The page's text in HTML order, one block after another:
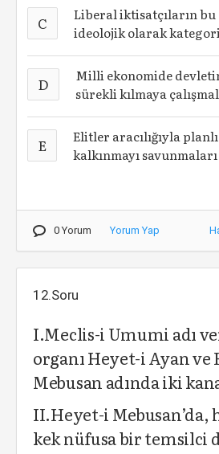
C
Liberal iktisatçıların
ideolojik olarak
D
Milli ekonomide
sürekli kılmaya
E
Elitler aracılığıyla
kalkınmayı savunmaları
0 Yorum Yorum Yap
12.Soru
I.Meclis-i Umumi adı
organı Heyet-i Ayan ve
Mebusan adında iki
II.Heyet-i
kek nüfusa bir temsilci